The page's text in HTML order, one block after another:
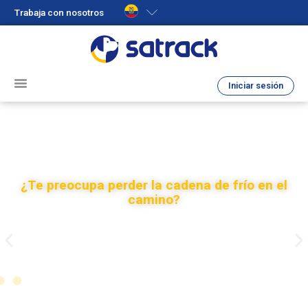
Trabaja con nosotros
Iniciar sesión
¿Te preocupa perder la cadena de frío en el
camino?